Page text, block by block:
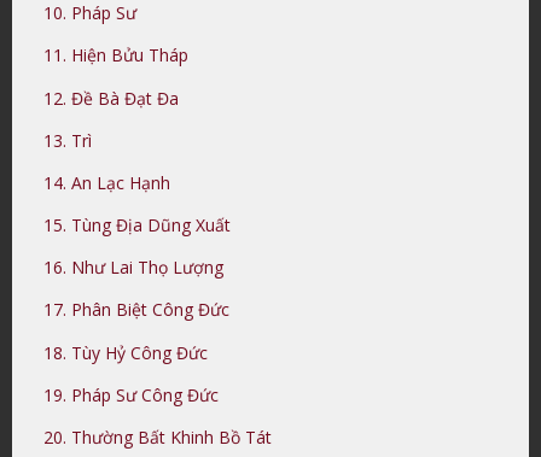
10. Pháp Sư
11. Hiện Bửu Tháp
12. Đề Bà Đạt Đa
13. Trì
14. An Lạc Hạnh
15. Tùng Địa Dũng Xuất
16. Như Lai Thọ Lượng
17. Phân Biệt Công Đức
18. Tùy Hỷ Công Đức
19. Pháp Sư Công Đức
20. Thường Bất Khinh Bồ Tát